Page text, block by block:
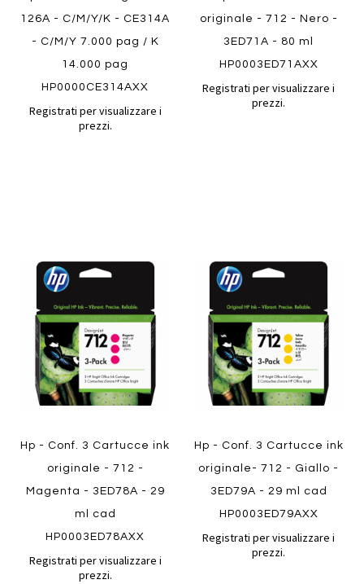
126A - C/M/Y/K - CE314A
- C/M/Y 7.000 pag / K
14.000 pag
HP0000CE314AXX
Registrati per visualizzare i
prezzi.
Quickview
originale - 712 - Nero -
3ED71A - 80 ml
HP0003ED71AXX
Registrati per visualizzare i
prezzi.
Quickview
Aggiungi
preferiti
Hp - Conf. 3 Cartucce ink
originale - 712 -
Magenta - 3ED78A - 29
ml cad
HP0003ED78AXX
Registrati per visualizzare i
prezzi.
Aggiungi
preferiti
Hp - Conf. 3 Cartucce ink
originale- 712 - Giallo -
3ED79A - 29 ml cad
HP0003ED79AXX
Registrati per visualizzare i
prezzi.